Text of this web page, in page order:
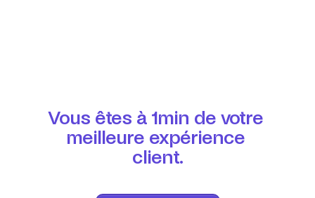
Vous êtes à 1min de votre
meilleure expérience
client.